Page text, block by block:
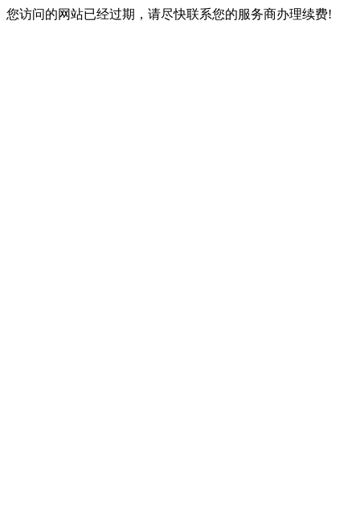
您访问的网站已经过期，请尽快联系您的服务商办理续费!